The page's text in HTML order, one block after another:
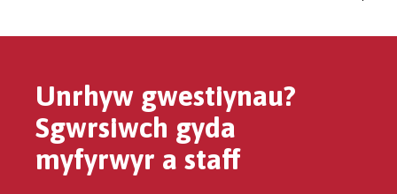
Unrhyw gwestiynau?
Sgwrsiwch gyda
myfyrwyr a staff